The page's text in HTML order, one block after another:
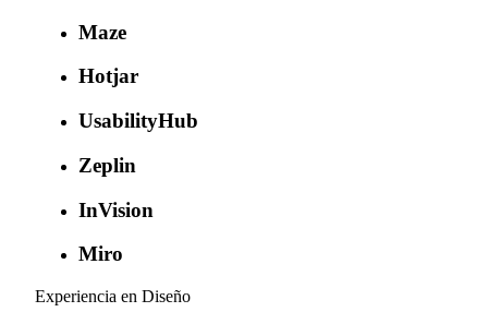
Maze
Hotjar
UsabilityHub
Zeplin
InVision
Miro
Experiencia en Diseño